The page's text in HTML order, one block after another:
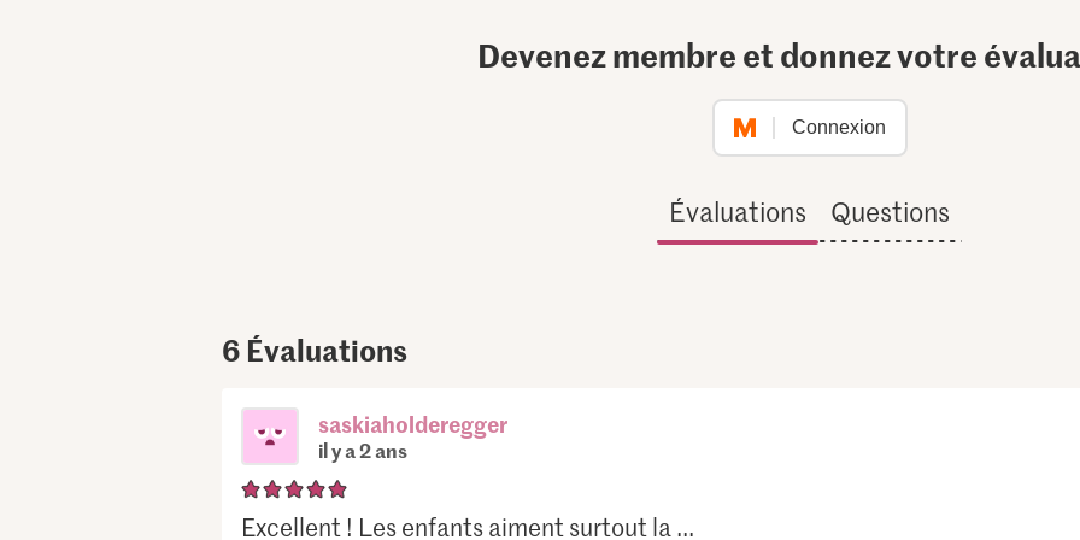
Devenez membre et donnez votre
Connexion
Évaluations Questions
6 Évaluations
saskiaholderegger
il y a 2 ans
Excellent ! Les enfants aiment surtout la ...